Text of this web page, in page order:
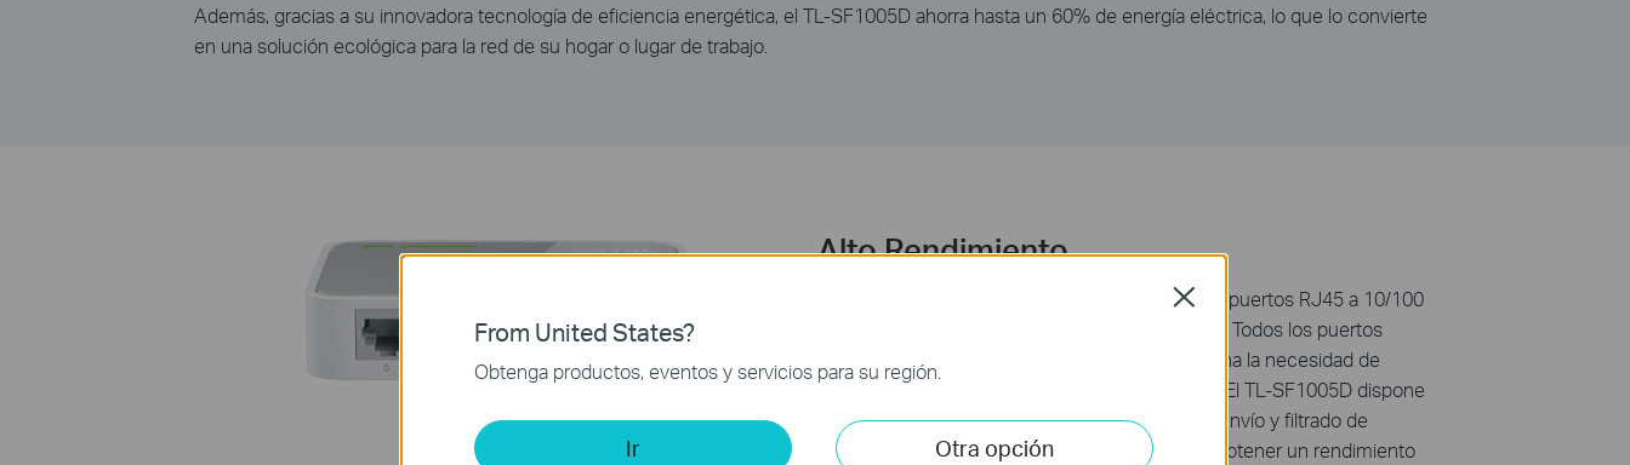
Además, gracias a su innovadora tecnología de eficiencia energética, el TL-SF1005D ahorra hasta un 60% de energía eléctrica, lo que lo convierte
en una solución ecológica para la red de su hogar o lugar de trabajo.
Alto Rendimiento
El switch Fast Ethernet TL-SF1005D incorpora 5 puertos RJ45 a 10/100
Mbps con negociación automática de velocidad. Todos los puertos
soportan la función Auto MDI/MDIX, lo que elimina la necesidad de
emplear un cable cruzado o puertos tipo Uplink. El TL-SF1005D dispone
de arquitectura de switching sin bloqueos de reenvío y filtrado de
paquetes a la máxima velocidad del cable para obtener un rendimiento
From United States?
Obtenga productos, eventos y servicios para su región.
Ir Otra opción
Close